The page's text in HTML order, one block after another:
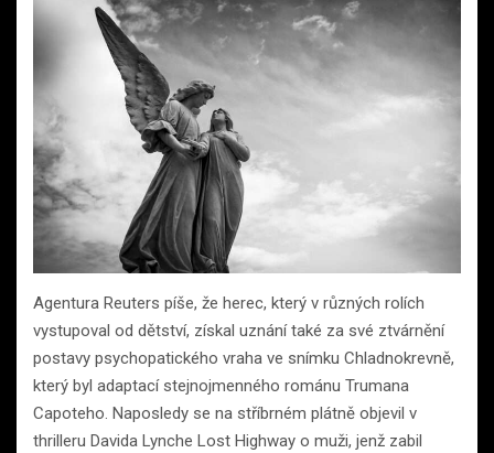
Agentura Reuters píše, že herec, který v různých rolích
vystupoval od dětství, získal uznání také za své ztvárnění
postavy psychopatického vraha ve snímku Chladnokrevně,
který byl adaptací stejnojmenného románu Trumana
Capoteho. Naposledy se na stříbrném plátně objevil v
thrilleru Davida Lynche Lost Highway o muži, jenž zabil